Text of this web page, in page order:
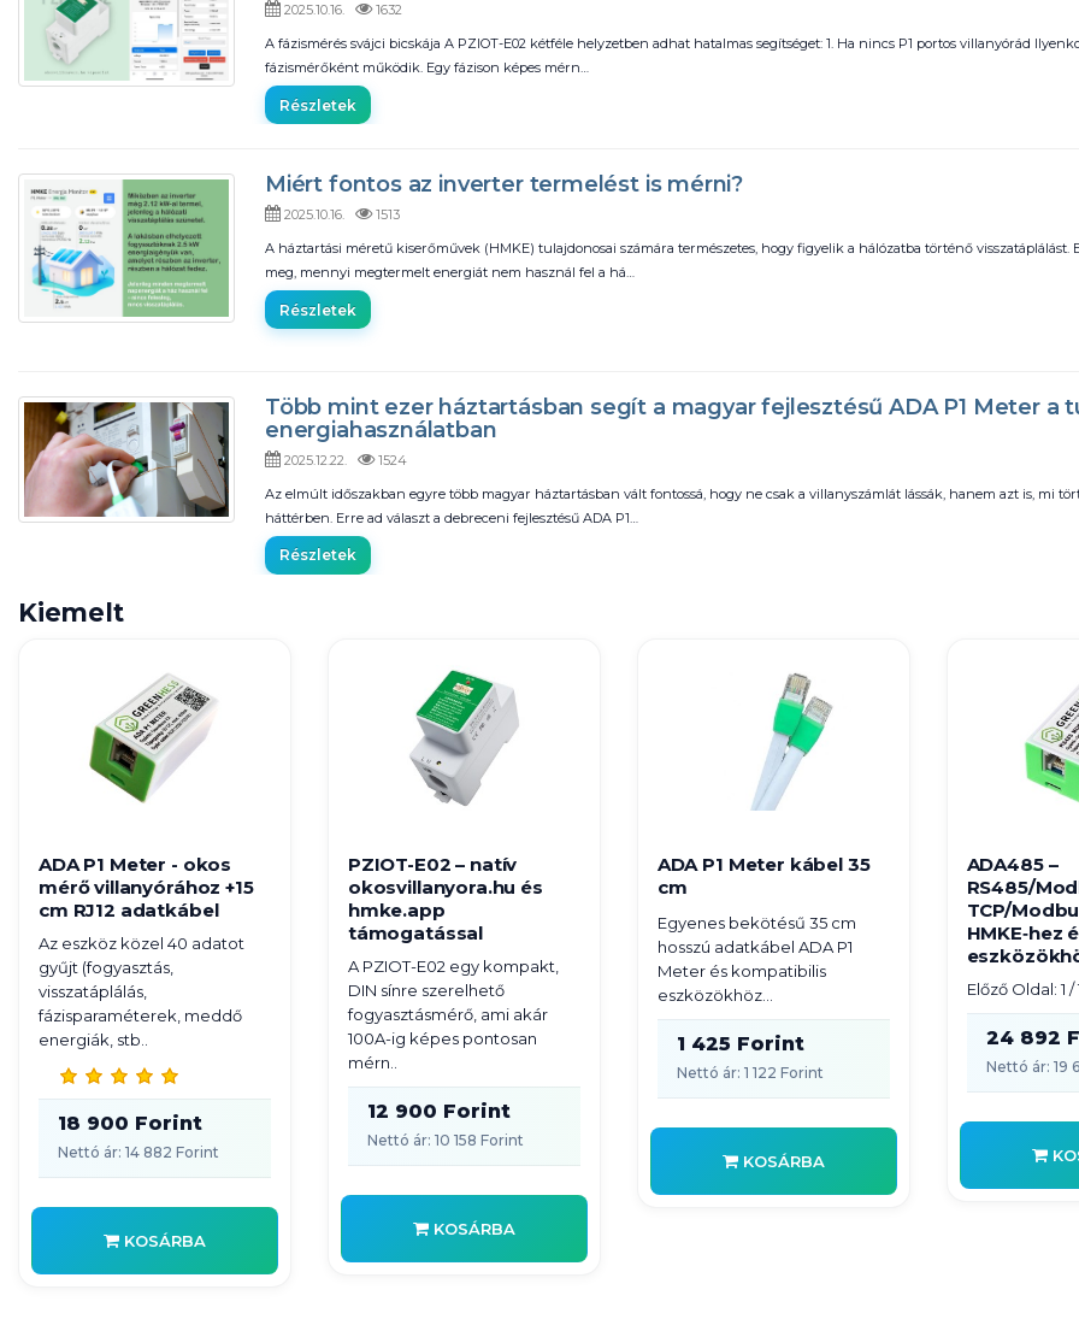
2025.10.16.
1632
A fázismérés svájci bicskája A PZIOT-E02 kétféle helyzetben adhat hatalmas segítséget: 1. Ha nincs P1 portos villanyórád
fázismérőként működik. Egy fázison képes mérn…
Részletek
Miért fontos az inverter termelést is mérni?
2025.10.16.
1513
A háztartási méretű kiserőművek (HMKE) tulajdonosai számára természetes, hogy figyelik a hálózatba történő visszatáplálást.
meg, mennyi megtermelt energiát nem használ fel a há…
Részletek
Több mint ezer háztartásban segít a magyar fejlesztésű ADA P1 Meter a
energiahasználatban
2025.12.22.
1524
Az elmúlt időszakban egyre több magyar háztartásban vált fontossá, hogy ne csak a villanyszámlát lássák, hanem azt is, mi
háttérben. Erre ad választ a debreceni fejlesztésű ADA P1…
Részletek
Kiemelt
ADA P1 Meter - okos
mérő villanyórához +15
cm RJ12 adatkábel
Az eszköz közel 40 adatot
gyűjt (fogyasztás,
visszatáplálás,
fázisparaméterek, meddő
energiák, stb..
18 900 Forint
Nettó ár: 14 882 Forint
KOSÁRBA
PZIOT-E02 – natív
okosvillanyora.hu és
hmke.app
támogatással
A PZIOT-E02 egy kompakt,
DIN sínre szerelhető
fogyasztásmérő, ami akár
100A-ig képes pontosan
mérn..
12 900 Forint
Nettó ár: 10 158 Forint
KOSÁRBA
ADA P1 Meter kábel 35
cm
Egyenes bekötésű 35 cm
hosszú adatkábel ADA P1
Meter és kompatibilis
eszközökhöz...
1 425 Forint
Nettó ár: 1 122 Forint
KOSÁRBA
ADA485 –
RS485/
TCP/
HMKE‑hez
Előző Oldal: 1 /
24 892
Nettó ár: 19